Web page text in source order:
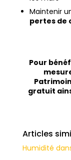
Maintenir
pertes de
Pour
gratuit
Articles
Humidité